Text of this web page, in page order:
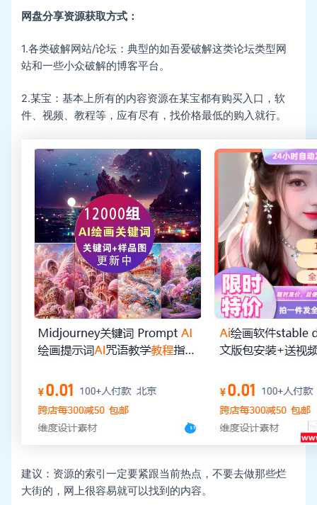
网盘分享资源获取方式：
1.各类破解网站/论坛：典型的如吾爱破解这类论坛类型网
站和一些小众破解的博客平台。
2.某宝：基本上所有的内容资源在某宝都有购买入口，软
件、视频、教程等，应有尽有，找价格最低的购入就行。
建议：资源的索引一定要紧跟当前热点，不要去做那些烂
大街的，网上很容易就可以找到的内容。